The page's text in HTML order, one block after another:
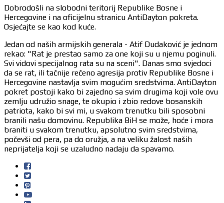
Dobrodošli na slobodni teritorij Republike Bosne i
Hercegovine i na oficijelnu stranicu AntiDayton pokreta.
Osjećajte se kao kod kuće.
Jedan od naših armijskih generala - Atif Dudaković je jednom
rekao: "Rat je prestao samo za one koji su u njemu poginuli.
Svi vidovi specijalnog rata su na sceni". Danas smo svjedoci
da se rat, ili tačnije rečeno agresija protiv Republike Bosne i
Hercegovine nastavlja svim mogućim sredstvima. AntiDayton
pokret postoji kako bi zajedno sa svim drugima koji vole ovu
zemlju udružio snage, te okupio i zbio redove bosanskih
patriota, kako bi svi mi, u svakom trenutku bili sposobni
branili našu domovinu. Republika BiH se može, hoće i mora
braniti u svakom trenutku, apsolutno svim sredstvima,
počevši od pera, pa do oružja, a na veliku žalost naših
neprijatelja koji se uzaludno nadaju da spavamo.